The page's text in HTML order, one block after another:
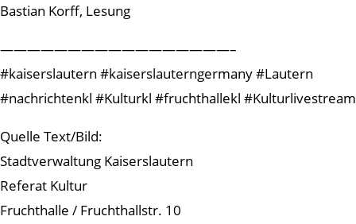
Bastian Korff, Lesung
—————————————————–
#kaiserslautern #kaiserslauterngermany #Lautern
#nachrichtenkl #Kulturkl #fruchthallekl #Kulturlivestream
Quelle Text/Bild:
Stadtverwaltung Kaiserslautern
Referat Kultur
Fruchthalle / Fruchthallstr. 10